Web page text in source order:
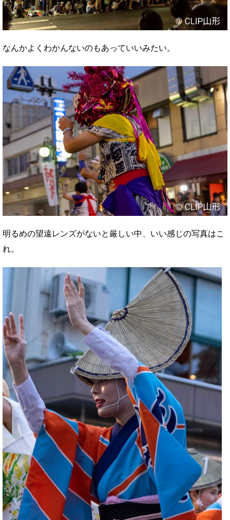
なんかよくわかんないのもあっていいみたい。
明るめの望遠レンズがないと厳しい中、いい感じの写真はこ
れ。